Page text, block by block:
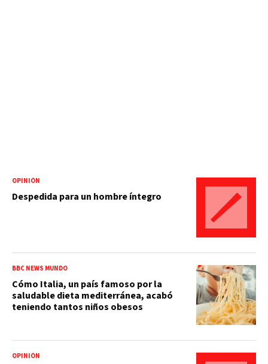
OPINIÓN
Despedida para un hombre íntegro
BBC NEWS MUNDO
Cómo Italia, un país famoso por la
saludable dieta mediterránea, acabó
teniendo tantos niños obesos
OPINIÓN